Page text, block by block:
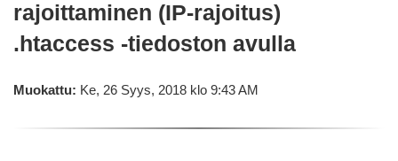
rajoittaminen (IP-rajoitus)
.htaccess -tiedoston avulla
Muokattu: Ke, 26 Syys, 2018 klo 9:43 AM